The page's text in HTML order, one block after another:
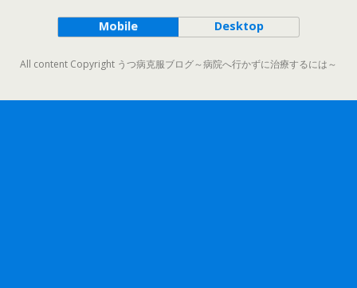
Mobile Desktop
All content Copyright うつ病克服ブログ～病院へ行かずに治療するには～